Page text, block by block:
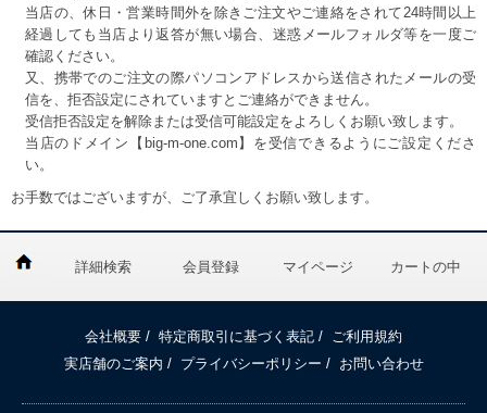
当店の、休日・営業時間外を除きご注文やご連絡をされて24時間以上
経過しても当店より返答が無い場合、迷惑メールフォルダ等を一度ご
確認ください。
又、携帯でのご注文の際パソコンアドレスから送信されたメールの受
信を、拒否設定にされていますとご連絡ができません。
受信拒否設定を解除または受信可能設定をよろしくお願い致します。
当店のドメイン【big-m-one.com】を受信できるようにご設定くださ
い。
お手数ではございますが、ご了承宜しくお願い致します。
詳細検索 会員登録 マイページ カートの中
会社概要 / 特定商取引に基づく表記 /
ご利用規約
実店舗のご案内 / プライバシーポリシー / お問い合わせ